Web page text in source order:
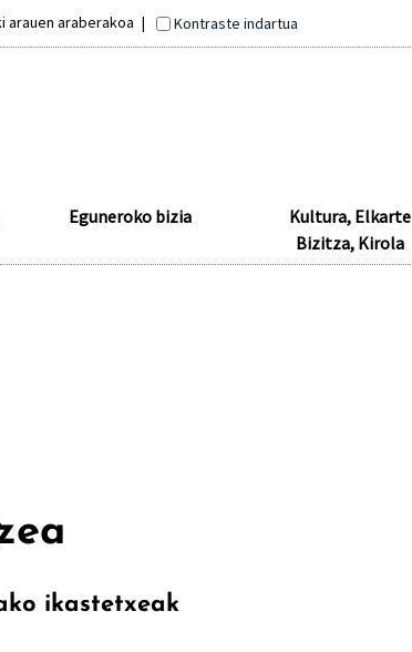
arauen araberakoa Kontraste indartua
Eguneroko bizia
Kultura, Elkarte
Bizitza, Kirola
ikastetxeak